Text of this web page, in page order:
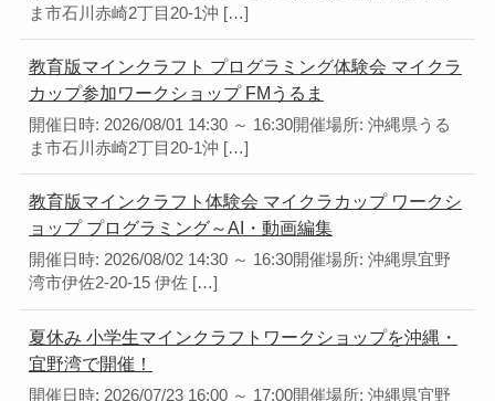
ま市石川赤崎2丁目20-1沖 […]
教育版マインクラフト プログラミング体験会 マイクラ
カップ参加ワークショップ FMうるま
開催日時: 2026/08/01 14:30 ～ 16:30開催場所: 沖縄県うる
ま市石川赤崎2丁目20-1沖 […]
教育版マインクラフト体験会 マイクラカップ ワークシ
ョップ プログラミング～AI・動画編集
開催日時: 2026/08/02 14:30 ～ 16:30開催場所: 沖縄県宜野
湾市伊佐2-20-15 伊佐 […]
夏休み 小学生マインクラフトワークショップを沖縄・
宜野湾で開催！
開催日時: 2026/07/23 16:00 ～ 17:00開催場所: 沖縄県宜野